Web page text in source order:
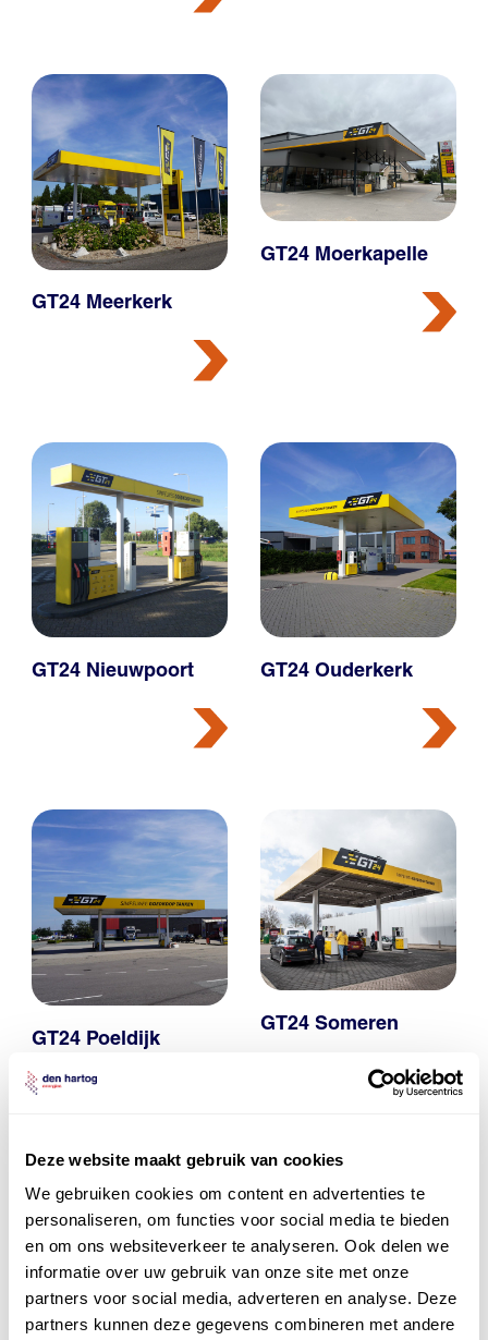
Deze website maakt gebruik van cookies
We gebruiken cookies om content en advertenties te
personaliseren, om functies voor social media te bieden
en om ons websiteverkeer te analyseren. Ook delen we
informatie over uw gebruik van onze site met onze
partners voor social media, adverteren en analyse. Deze
partners kunnen deze gegevens combineren met andere
GT24 Meerkerk
GT24 Moerkapelle
GT24 Nieuwpoort GT24 Ouderkerk
GT24 Poeldijk
GT24 Someren